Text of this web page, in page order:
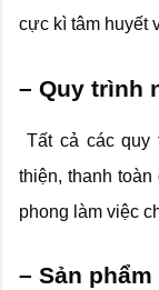
cực kì tâm huyết
– Quy trình
Tất cả các quy
thiện, thanh
phong làm việc
– Sản phẩm